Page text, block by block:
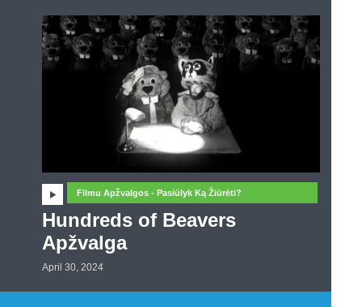
Filmu Apžvalgos - Pasiūlyk Ką Žiūrėti?
Hundreds of Beavers
Apžvalga
April 30, 2024